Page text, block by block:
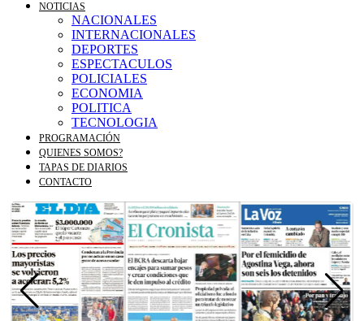
NOTICIAS
NACIONALES
INTERNACIONALES
DEPORTES
ESPECTACULOS
POLICIALES
ECONOMIA
POLITICA
TECNOLOGIA
PROGRAMACIÓN
QUIENES SOMOS?
TAPAS DE DIARIOS
CONTACTO